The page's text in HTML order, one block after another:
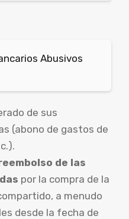
Abusivos
de sus
(abono de gastos de
de las
por la compra de la
a menudo
desde la fecha de